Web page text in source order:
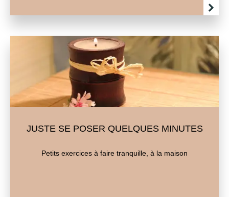
JUSTE SE POSER QUELQUES MINUTES
Petits exercices à faire tranquille, à la maison